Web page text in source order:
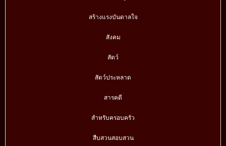
สร้างแรงบันดาลใจ
สังคม
สัตว์
สัตว์ประหลาด
สารคดี
สำหรับครอบครัว
สืบสวนสอบสวน